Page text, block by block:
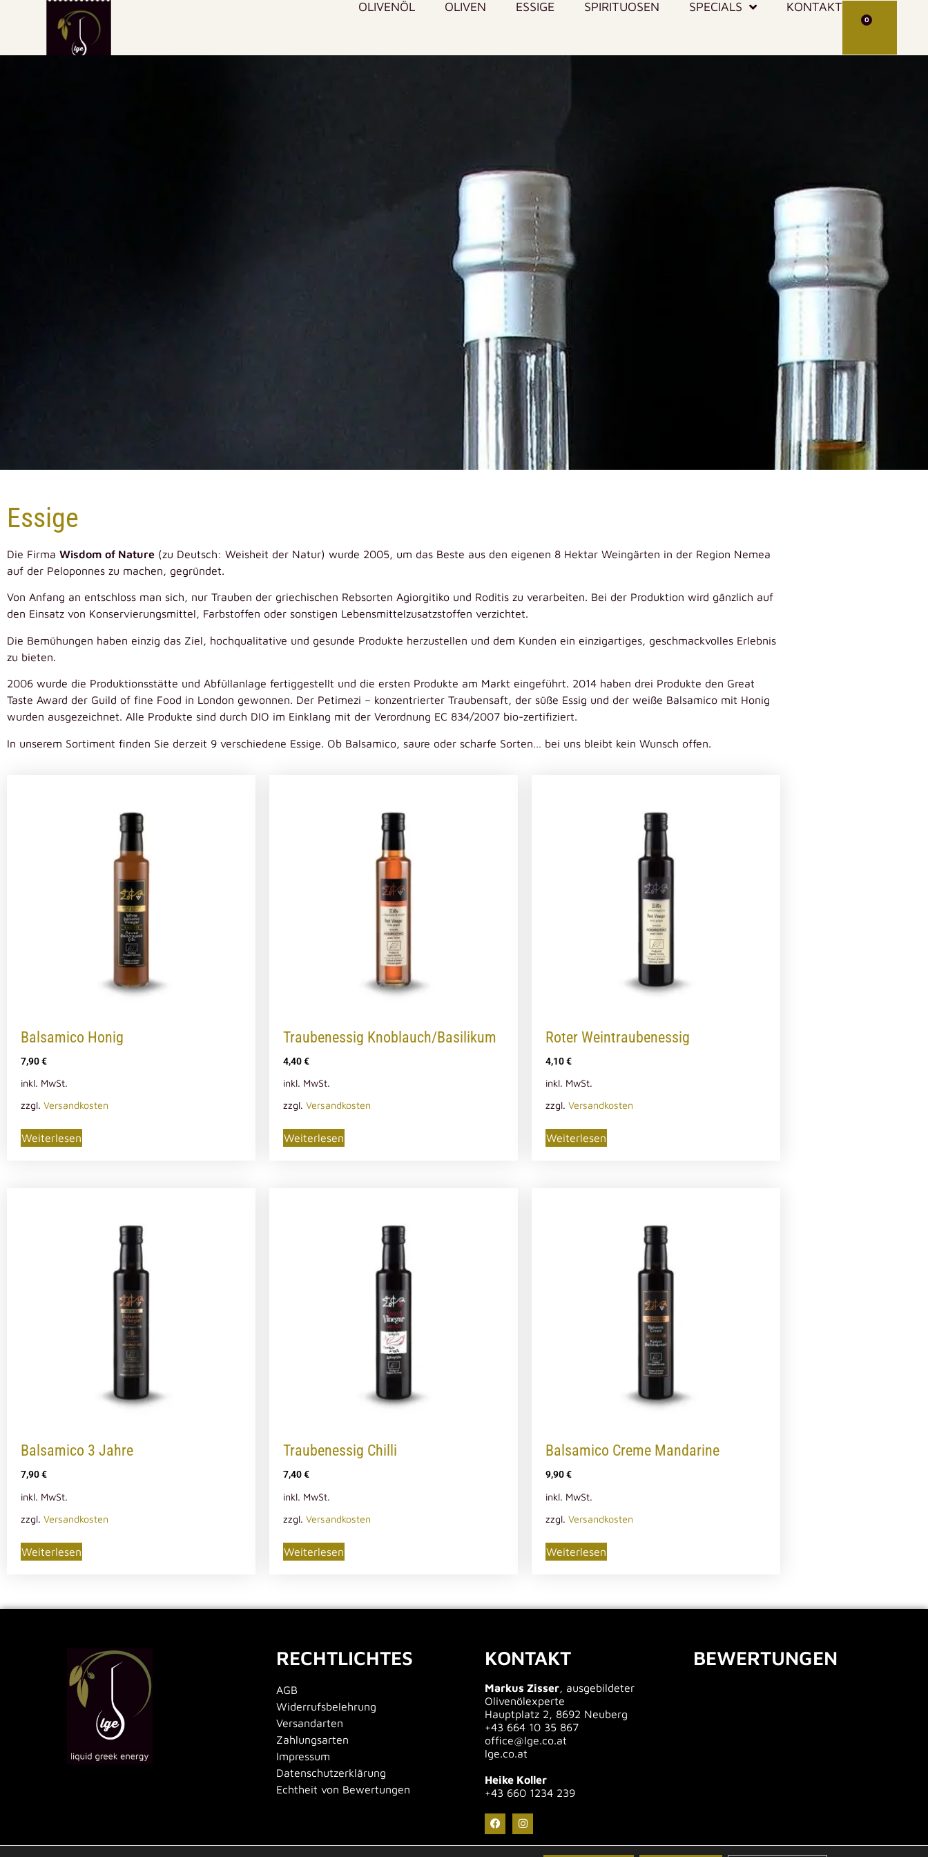
OLIVENÖL OLIVEN ESSIGE SPIRITUOSEN SPECIALS KONTAKT
0
Essige
Die Firma Wisdom of Nature (zu Deutsch: Weisheit der Natur) wurde 2005, um das Beste aus den eigenen 8 Hektar Weingärten in der Region Nemea
auf der Peloponnes zu machen, gegründet.
Von Anfang an entschloss man sich, nur Trauben der griechischen Rebsorten Agiorgitiko und Roditis zu verarbeiten. Bei der Produktion wird gänzlich auf
den Einsatz von Konservierungsmittel, Farbstoffen oder sonstigen Lebensmittelzusatzstoffen verzichtet.
Die Bemühungen haben einzig das Ziel, hochqualitative und gesunde Produkte herzustellen und dem Kunden ein einzigartiges, geschmackvolles Erlebnis
zu bieten.
2006 wurde die Produktionsstätte und Abfüllanlage fertiggestellt und die ersten Produkte am Markt eingeführt. 2014 haben drei Produkte den Great
Taste Award der Guild of fine Food in London gewonnen. Der Petimezi – konzentrierter Traubensaft, der süße Essig und der weiße Balsamico mit Honig
wurden ausgezeichnet. Alle Produkte sind durch DIO im Einklang mit der Verordnung EC 834/2007 bio-zertifiziert.
In unserem Sortiment finden Sie derzeit 9 verschiedene Essige. Ob Balsamico, saure oder scharfe Sorten… bei uns bleibt kein Wunsch offen.
Balsamico Honig
7,90€
inkl. MwSt.
zzgl. Versandkosten
Weiterlesen
Traubenessig Knoblauch/Basilikum
4,40€
inkl. MwSt.
zzgl. Versandkosten
Weiterlesen
Roter Weintraubenessig
4,10€
inkl. MwSt.
zzgl. Versandkosten
Weiterlesen
Balsamico 3 Jahre
7,90€
inkl. MwSt.
zzgl. Versandkosten
Weiterlesen
Traubenessig Chilli
7,40€
inkl. MwSt.
zzgl. Versandkosten
Weiterlesen
Balsamico Creme Mandarine
9,90€
inkl. MwSt.
zzgl. Versandkosten
Weiterlesen
RECHTLICHTES
AGB
Widerrufsbelehrung
Versandarten
Zahlungsarten
Impressum
Datenschutzerklärung
Echtheit von Bewertungen
KONTAKT
Markus Zisser , ausgebildeter
Olivenölexperte
Hauptplatz 2, 8692 Neuberg
+43 664 10 35 867
office@lge.co.at
lge.co.at
Heike Koller
+43 660 1234 239
BEWERTUNGEN